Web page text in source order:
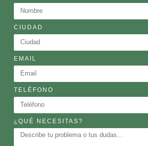
CIUDAD
EMAIL
TELÉFONO
¿QUÉ NECESITAS?